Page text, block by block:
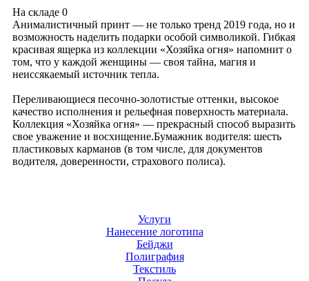
На складе 0
Анималистичный принт — не только тренд 2019 года, но и
возможность наделить подарки особой символикой. Гибкая
красивая ящерка из коллекции «Хозяйка огня» напомнит о
том, что у каждой женщины — своя тайна, магия и
неиссякаемый источник тепла.
Переливающиеся песочно-золотистые оттенки, высокое
качество исполнения и рельефная поверхность материала.
Коллекция «Хозяйка огня» — прекрасный способ выразить
свое уважение и восхищение.Бумажник водителя: шесть
пластиковых карманов (в том числе, для документов
водителя, доверенности, страхового полиса).
Услуги
Нанесение логотипа
Бейджи
Полиграфия
Текстиль